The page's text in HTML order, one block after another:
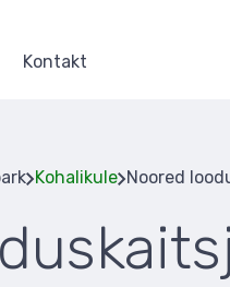
Kontakt
Leivapuru
Kohalikule Noored